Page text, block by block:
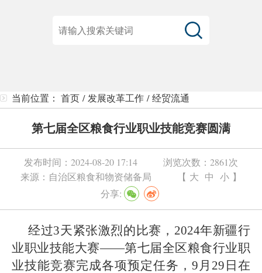
当前位置： 首页 / 发展改革工作 /经贸流通
第七届全区粮食行业职业技能竞赛圆满
发布时间： 2024-08-20 17:14 浏览次数： 2861次
来源： 自治区粮食和物资储备局 【 大 中 小 】
分享:
经过3天紧张激烈的比赛， 2024年新疆行
业职业技能大赛——第七届全区粮食行业职
业技能竞赛完成各项预定任务， 9 月 29 日在